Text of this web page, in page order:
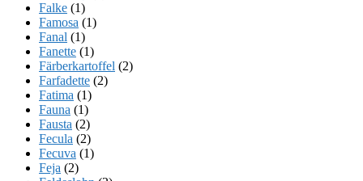
Falke (1)
Famosa (1)
Fanal (1)
Fanette (1)
Färberkartoffel (2)
Farfadette (2)
Fatima (1)
Fauna (1)
Fausta (2)
Fecula (2)
Fecuva (1)
Feja (2)